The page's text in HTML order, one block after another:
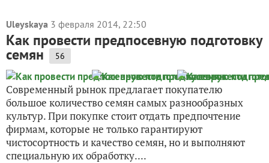
Uleyskaya 3 февраля 2014, 22:50
Как провести предпосевную подготовку
семян 56
Современный рынок предлагает покупателю
большое количество семян самых разнообразных
культур. При покупке стоит отдать предпочтение
фирмам, которые не только гарантируют
чистосортность и качество семян, но и выполняют
специальную их обработку....